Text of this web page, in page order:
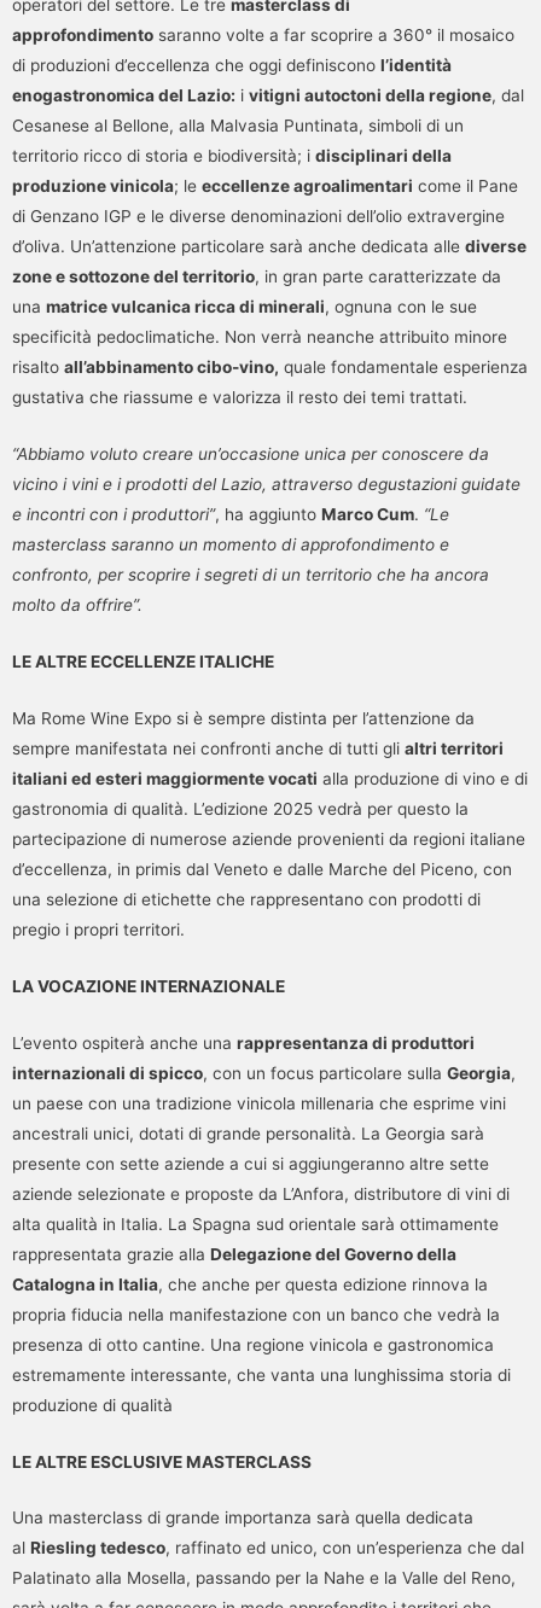
operatori del settore. Le tre masterclass di
approfondimento saranno volte a far scoprire a 360° il mosaico
di produzioni d’eccellenza che oggi definiscono l’identità
enogastronomica del Lazio: i vitigni autoctoni della regione, dal
Cesanese al Bellone, alla Malvasia Puntinata, simboli di un
territorio ricco di storia e biodiversità; i disciplinari della
produzione vinicola; le eccellenze agroalimentari come il Pane
di Genzano IGP e le diverse denominazioni dell’olio extravergine
d’oliva. Un’attenzione particolare sarà anche dedicata alle diverse
zone e sottozone del territorio, in gran parte caratterizzate da
una matrice vulcanica ricca di minerali, ognuna con le sue
specificità pedoclimatiche. Non verrà neanche attribuito minore
risalto all’abbinamento cibo-vino, quale fondamentale esperienza
gustativa che riassume e valorizza il resto dei temi trattati.
“Abbiamo voluto creare un’occasione unica per conoscere da
vicino i vini e i prodotti del Lazio, attraverso degustazioni guidate
e incontri con i produttori”, ha aggiunto Marco Cum. “Le
masterclass saranno un momento di approfondimento e
confronto, per scoprire i segreti di un territorio che ha ancora
molto da offrire”.
LE ALTRE ECCELLENZE ITALICHE
Ma Rome Wine Expo si è sempre distinta per l’attenzione da
sempre manifestata nei confronti anche di tutti gli altri territori
italiani ed esteri maggiormente vocati alla produzione di vino e di
gastronomia di qualità. L’edizione 2025 vedrà per questo la
partecipazione di numerose aziende provenienti da regioni italiane
d’eccellenza, in primis dal Veneto e dalle Marche del Piceno, con
una selezione di etichette che rappresentano con prodotti di
pregio i propri territori.
LA VOCAZIONE INTERNAZIONALE
L’evento ospiterà anche una rappresentanza di produttori
internazionali di spicco, con un focus particolare sulla Georgia,
un paese con una tradizione vinicola millenaria che esprime vini
ancestrali unici, dotati di grande personalità. La Georgia sarà
presente con sette aziende a cui si aggiungeranno altre sette
aziende selezionate e proposte da L’Anfora, distributore di vini di
alta qualità in Italia. La Spagna sud orientale sarà ottimamente
rappresentata grazie alla Delegazione del Governo della
Catalogna in Italia, che anche per questa edizione rinnova la
propria fiducia nella manifestazione con un banco che vedrà la
presenza di otto cantine. Una regione vinicola e gastronomica
estremamente interessante, che vanta una lunghissima storia di
produzione di qualità
LE ALTRE ESCLUSIVE MASTERCLASS
Una masterclass di grande importanza sarà quella dedicata
al Riesling tedesco, raffinato ed unico, con un’esperienza che dal
Palatinato alla Mosella, passando per la Nahe e la Valle del Reno,